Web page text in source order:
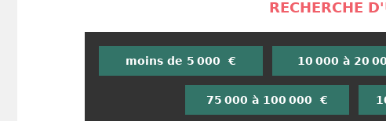
RECHERCHE
moins de 5 000 € 10 000 à 20
75 000 à 100 000 €